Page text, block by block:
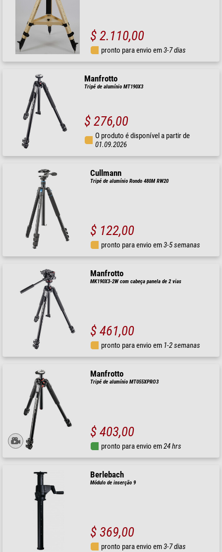
$ 2.110,00
pronto para envio em3-7 dias
Manfrotto
Tripé de alumínio MT190X3
$ 276,00
O produto é disponível a partir de
01.09.2026
Cullmann
Tripé de alumínio Rondo 480M RW20
$ 122,00
pronto para envio em3-5 semanas
Manfrotto
MK190X3-2W com cabeça panela de 2 vias
$ 461,00
pronto para envio em 1-2 semanas
Manfrotto
Tripé de alumínio MT055XPRO3
$ 403,00
pronto para envio em24 hrs
Berlebach
Módulo de inserção 9
$ 369,00
pronto para envio em3-7 dias